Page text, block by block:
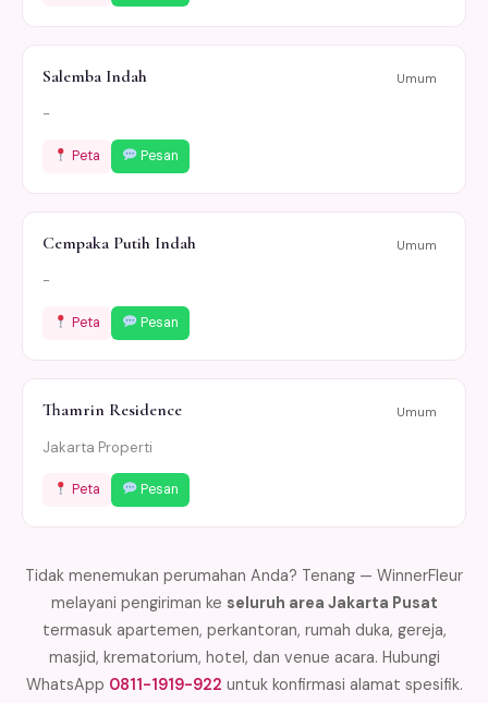
Salemba Indah Umum
-
Peta Pesan
Cempaka Putih Indah Umum
-
Peta Pesan
Thamrin Residence Umum
Jakarta Properti
Peta Pesan
Tidak menemukan perumahan Anda? Tenang — WinnerFleur
melayani pengiriman ke seluruh area Jakarta Pusat
termasuk apartemen, perkantoran, rumah duka, gereja,
masjid, krematorium, hotel, dan venue acara. Hubungi
WhatsApp 0811-1919-922 untuk konfirmasi alamat spesifik.